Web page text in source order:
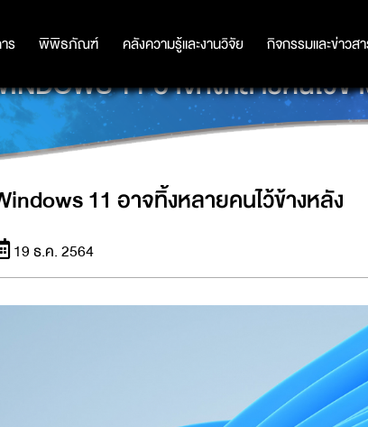
ร พิพิธภัณฑ์ คลังความรู้และงานวิจัย กิจกรรมและข่าวส
ร พิพิธภัณฑ์ คลังความรู้และงานวิจัย กิจกรรมและข่าวส
11 อาจทิ้งหลายคนไว้ข้
11 อาจทิ้งหลายคนไว้ข้างหลัง
19 ธ.ค. 2564